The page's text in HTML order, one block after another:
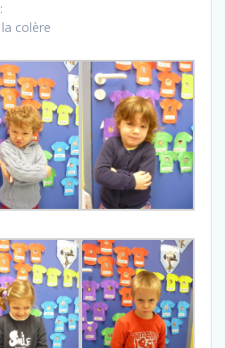
:
la colère